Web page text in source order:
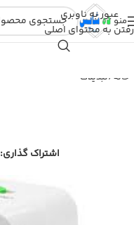
عبور به ناوبری
رفتن به محتوای اصلی
منو
خانه /تبدیلات
اشتراک گذاری: